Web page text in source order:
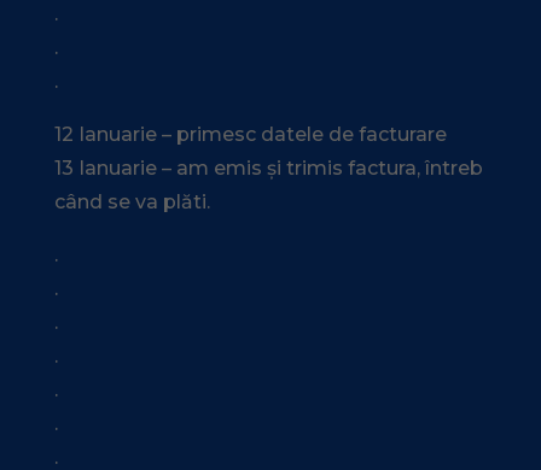
.
.
.
12 Ianuarie – primesc datele de facturare
13 Ianuarie – am emis și trimis factura, întreb
când se va plăti.
.
.
.
.
.
.
.